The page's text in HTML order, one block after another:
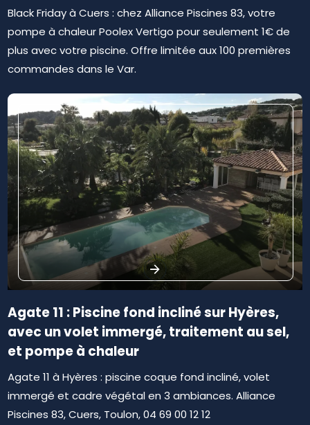
Black Friday à Cuers : chez Alliance Piscines 83, votre
pompe à chaleur Poolex Vertigo pour seulement 1€ de
plus avec votre piscine. Offre limitée aux 100 premières
commandes dans le Var.
Agate 11 : Piscine fond incliné sur Hyères,
avec un volet immergé, traitement au sel,
et pompe à chaleur
Agate 11 à Hyères : piscine coque fond incliné, volet
immergé et cadre végétal en 3 ambiances. Alliance
Piscines 83, Cuers, Toulon, 04 69 00 12 12